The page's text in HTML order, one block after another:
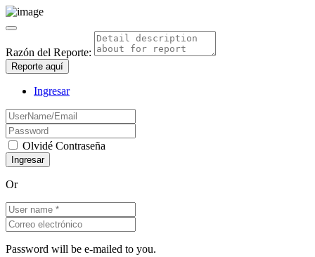
Razón del Reporte:
Reporte aquí
Ingresar
Olvidé Contraseña
Or
Password will be e-mailed to you.